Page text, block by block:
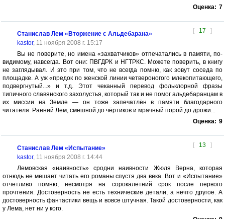
Оценка: 7
[ 17 ]
Станислав Лем «Вторжение с Альдебарана»
kastor, 11 ноября 2008 г. 15:17
Вы не поверите, но имена «захватчиков» отпечатались в памяти, по-
видимому, навсегда. Вот они: ПВГДРК и НГТРКС. Можете поверить, в книгу
не заглядывал. И это при том, что не всегда помню, как зовут соседа по
площадке. А уж «предок по женской линии четвероногого млекопитающего,
подвергнутый...» и т.д. Этот чеканный перевод фольклорной фразы
типичного славянского захолустья, который так и не помог альдебаранцам в
их миссии на Земле — он тоже запечатлён в памяти благодарного
читателя. Ранний Лем, смешной до чёртиков и мрачный порой до дрожи...
Оценка: 9
[ 13 ]
Станислав Лем «Испытание»
kastor, 11 ноября 2008 г. 14:44
Лемовская «наивность» сродни наивности Жюля Верна, которая
отнюдь не мешает читать его романы спустя два века. Вот и «Испытание»
отчетливо помню, несмотря на сорокалетний срок после первого
прочтения. Достоверность не есть технические детали, а нечто другое. А
достоверность фантастики вещь и вовсе штучная. Такой достоверности, как
у Лема, нет ни у кого.